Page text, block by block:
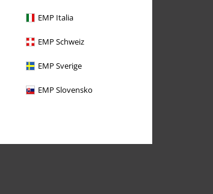
EMP Italia
EMP Schweiz
EMP Sverige
EMP Slovensko